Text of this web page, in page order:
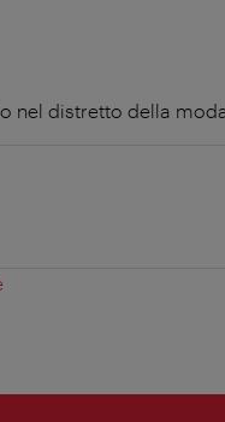
nel distretto della